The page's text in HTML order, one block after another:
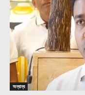
অন্যান্য